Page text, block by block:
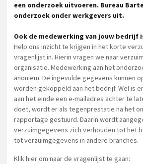
een onderzoek uitvoeren. Bureau
onderzoek onder werkgevers uit.
Ook de medewerking van jouw bedrijf
Help ons inzicht te krijgen in het korte
vragenlijst in. Hierin vragen we naar
organisatie. Medewerking aan het
anoniem. De ingevulde gegevens kunnen
worden gekoppeld aan het bedrijf. Wel is
aan het einde een e-mailadres achter te
doet, wordt er als tegenprestatie na het
rapportage gestuurd. Daarin wordt
verzuimgegevens zich verhouden tot het
tot verzuimgegevens in andere branches.
Klik hier om naar de vragenlijst te gaan: